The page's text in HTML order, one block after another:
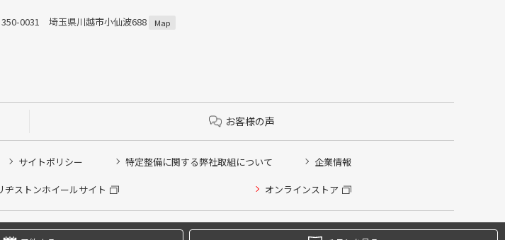
350-0031 埼玉県川越市小仙波688 Map
お客様の声
サイトポリシー 特定整備に関する弊社取組について 企業情報
ヂストンホイールサイト オンラインストア
Retail Co.,Ltd. All rights Reserved.
ちらを選択ください